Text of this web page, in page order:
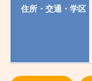
住所・交通・学区